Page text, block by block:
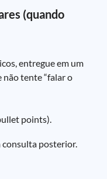
(quando
entregue em um
não tente “falar o
points).
consulta posterior.